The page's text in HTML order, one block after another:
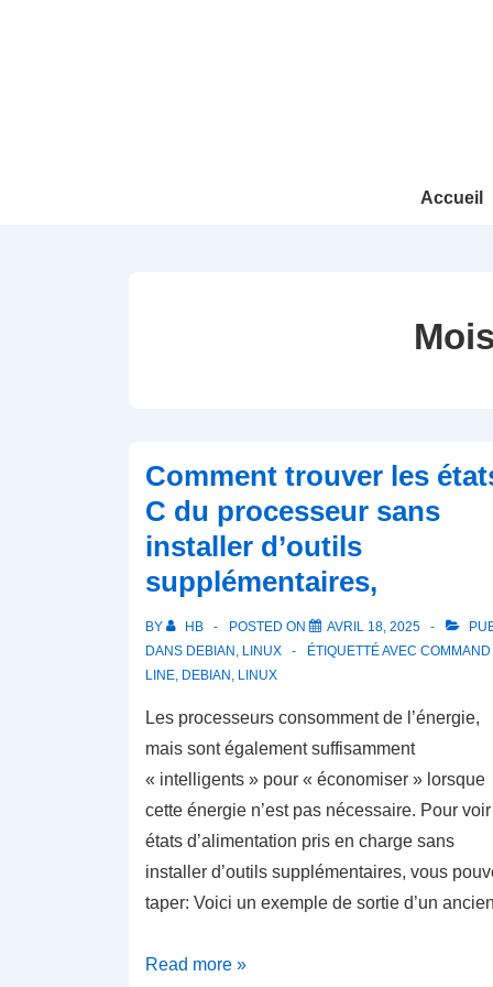
Main
Accueil
Comment trouver les
C du processeur sans
installer d’outils
supplémentaires,
BY HB POSTED ON AVRIL 18, 2025
DANS DEBIAN , LINUX ÉTIQUETTÉ AVEC COMMAND
LINE, DEBIAN , LINUX
Les processeurs consomment de l’énergie,
mais sont également suffisamment
« intelligents » pour « économiser » lorsque
cette énergie n’est pas nécessaire. Pour
états d’alimentation pris en charge sans
installer d’outils supplémentaires, vous
taper: Voici un exemple de sortie d’un
Comment
Read more »